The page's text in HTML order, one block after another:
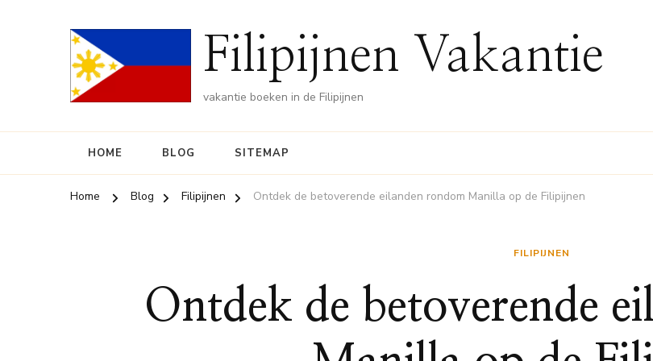
Filipijnen Vakantie
vakantie boeken in de Filipijnen
HOME BLOG SITEMAP
Home Blog Filipijnen Ontdek de betoverende eilanden rondom Manilla op de Filipijnen
FILIPIJNEN
Ontdek de betoverende